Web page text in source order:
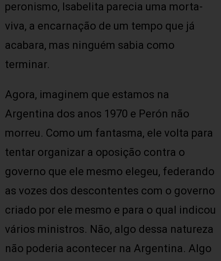
peronismo, Isabelita parecia uma morta-
viva, a encarnação de um tempo que já
acabara, mas ninguém sabia como
terminar.
Agora, imaginem que estamos na
Argentina dos anos 1970 e Perón não
morreu. Como um fantasma, ele volta para
tentar organizar a oposição contra o
governo que ele mesmo elegeu, federando
as vozes dos descontentes com o governo
criado por ele mesmo e para o qual indicou
vários ministros. Não, algo dessa natureza
não poderia acontecer na Argentina. Algo